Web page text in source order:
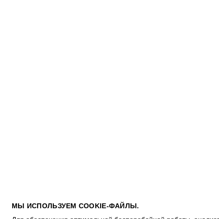
МЫ ИСПОЛЬЗУЕМ COOKIE-ФАЙЛЫ.
ПОКУПАТЕЛЯМ